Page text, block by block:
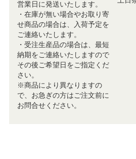
営業日に発送いたします。
・在庫が無い場合やお取り寄
せ商品の場合は、入荷予定を
ご連絡いたします。
・受注生産品の場合は、最短
納期をご連絡いたしますので
その後ご希望日をご指定くだ
さい。
※商品により異なりますの
で、お急ぎの方はご注文前に
お問合せください。